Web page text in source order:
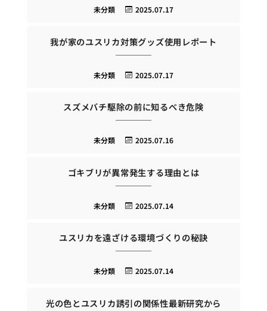
2025.07.17
未分類
我が家のユスリカ対策グッズ使用レポート
2025.07.17
未分類
スズメバチ駆除の前に知るべき危険
2025.07.16
未分類
ゴキブリが異常発生する理由とは
2025.07.14
未分類
ユスリカを遠ざける環境づくりの秘訣
2025.07.14
未分類
光の色とユスリカ誘引の関係性最新研究から